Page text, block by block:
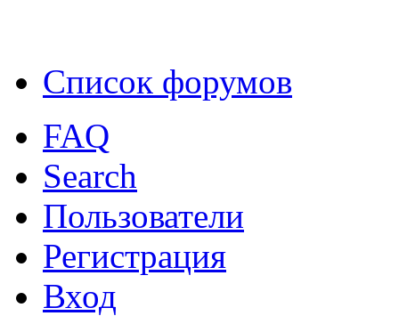
Список форумов
FAQ
Search
Пользователи
Регистрация
Вход